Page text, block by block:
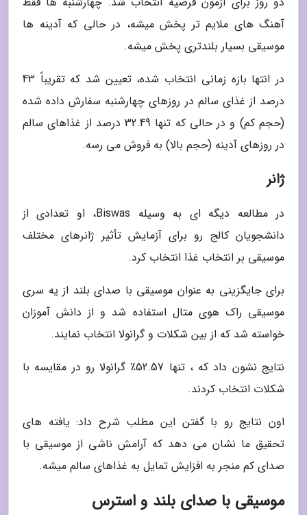
آهنگ های ملایم تر پخش میشه، در حالی که آدینه ها
موسیقی بسیار بلندتری پخش میشه.
در انتها بازه زمانی انتخاب شده، تعیین شد که تقریباً 43
درصد از غذای سالم در روزهای چهارشنبه سفارش داده شده
(حجم کم) و در حالی که تنها 32.49 درصد از غذاهای سالم
در روزهای آدینه (حجم بالا) به فروش می رسه.
ژانر
در مطالعه دیگه ای به وسیله Biswas، او تعدادی از
دانشجویان کالج رو برای آزمایش تأثیر ژانرهای مختلف
موسیقی بر انتخاب غذا انتخاب کرد.
برای جایگزینی به عنوان موسیقی با صدای بلند از یه سری
موسیقی راک هوی متال استفاده شد و از دانش آموزان
خواسته شد که از بین شکلات و گرانولا انتخاب نمایند.
نتایج نشون داد که ، تنها 52.57٪ گرانولا رو در مقایسه با
شکلات انتخاب کردند.
اون نتایج رو با گفتن این مطلب شرح داد: یافته های
تحقیق ما نشان می دهد که آرامش ناشی از موسیقی با
صدای کم منجر به افزایش تمایل به غذاهای سالم میشه.
موسیقی با صدای بلند و استرس